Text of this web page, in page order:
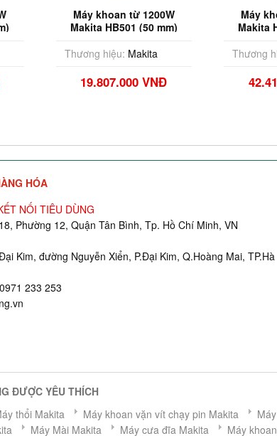
Máy khoan từ 1200W
Makita HB501 (50 mm)
Thương hiệu: Makita
19.807.000 VNĐ
Máy
Makita
Thương
HÓA
NỐI TIÊU DÙNG
Phường 12, Quận Tân Bình, Tp. Hồ Chí Minh, VN
Kim, đường Nguyễn Xiển, P.Đại Kim, Q.Hoàng Mai, TP.Hà
233 253
ĐƯỢC YÊU THÍCH
thổi Makita Máy khoan vặn vít chạy pin Makita
Máy Mài Makita Máy cưa đĩa Makita Máy